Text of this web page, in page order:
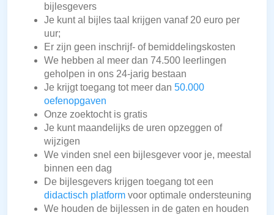
bijlesgevers
Je kunt al bijles taal krijgen vanaf 20 euro per
uur;
Er zijn geen inschrijf- of bemiddelingskosten
We hebben al meer dan 74.500 leerlingen
geholpen in ons 24-jarig bestaan
Je krijgt toegang tot meer dan 50.000
oefenopgaven
Onze zoektocht is gratis
Je kunt maandelijks de uren opzeggen of
wijzigen
We vinden snel een bijlesgever voor je, meestal
binnen een dag
De bijlesgevers krijgen toegang tot een
didactisch platform voor optimale ondersteuning
We houden de bijlessen in de gaten en houden